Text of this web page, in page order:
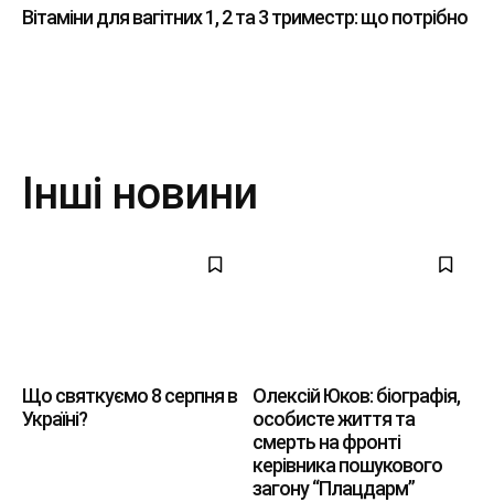
Вітаміни для вагітних 1, 2 та 3 триместр: що потрібно
Інші новини
Що святкуємо 8 серпня в
Україні?
Олексій Юков: біографія,
особисте життя та
смерть на фронті
керівника пошукового
загону “Плацдарм”